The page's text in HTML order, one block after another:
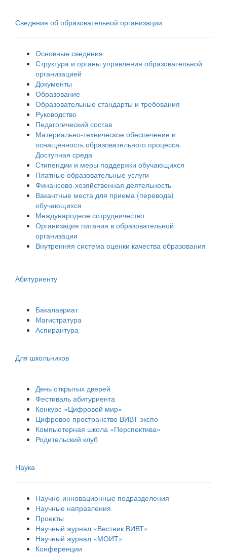
Сведения об образовательной организации
Основные сведения
Структура и органы управления образовательной
организацией
Документы
Образование
Образовательные стандарты и требования
Руководство
Педагогический состав
Материально-техническое обеспечение и
оснащенность образовательного процесса.
Доступная среда
Стипендии и меры поддержки обучающихся
Платные образовательные услуги
Финансово-хозяйственная деятельность
Вакантные места для приема (перевода)
обучающихся
Международное сотрудничество
Организация питания в образовательной
организации
Внутренняя система оценки качества образования
Абитуриенту
Бакалавриат
Магистратура
Аспирантура
Для школьников
День открытых дверей
Фестиваль абитуриента
Конкурс «Цифровой мир»
Цифровое пространство ВИВТ экспо
Компьютерная школа «Перспектива»
Родительский клуб
Наука
Научно-инновационные подразделения
Научные направления
Проекты
Научный журнал «Вестник ВИВТ»
Научный журнал «МОИТ»
Конференции